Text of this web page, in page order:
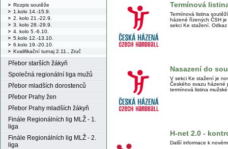
Rozpis soutěže
1.kolo 14.-15.9.
2. kolo 21.-22.9.
3. kolo 28.-29.9.
4. kolo 5.-6.10.
5.kolo 12.-13.10.
6.kolo 19.-20.10.
Kvalifikační turnaj 2.11., Zruč
Přebor starších žákyň
Společná regionální liga mužů
Přebor mladších dorostenců
Přebor Prahy žen
Přebor Prahy mladších žákyň
Finále Regionálních lig MLŽ - 1.
liga
Finále Regionálních lig MLŽ - 2.
liga
Termínová
Termínová listina
házené řízených ČSH
sekci Ke stažení.
Nasazení do
V sekci Ke stažení je
Českého svazu házené
termínová listina
H-net 2.0 -
Další informace k